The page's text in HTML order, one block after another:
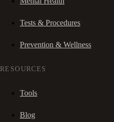
Tests & Procedures
Prevention & Wellness
RESOURCES
Tools
Blog